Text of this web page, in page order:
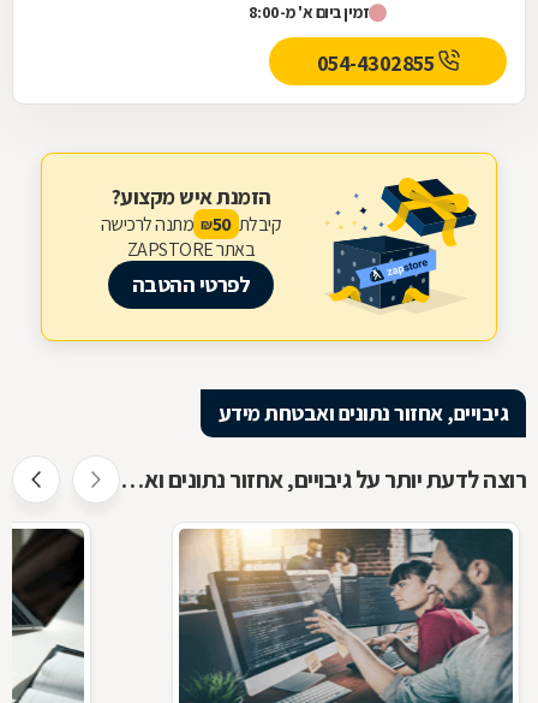
אבטחת מידע,...
זמין ביום א' מ-8:00
הזמנת איש מקצוע?
קיבלת 50
₪ מתנה לרכישה
באתר ZAPSTORE
לפרטי ההטבה
גיבויים, אחזור נתונים ואבטחת מידע
רוצה לדעת יותר על גיבויים, אחזור נתונים ואבטחת מידע ?